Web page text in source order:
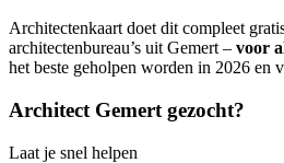
Architectenkaart doet dit compleet
architectenbureau’s uit Gemert – voor
het beste geholpen worden in 2026 en
Architect Gemert gezocht?
Laat je snel helpen